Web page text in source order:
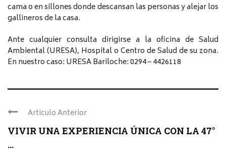
cama o en sillones donde descansan las personas y alejar los
gallineros de la casa.
Ante cualquier consulta dirigirse a la oficina de Salud
Ambiental (URESA), Hospital o Centro de Salud de su zona.
En nuestro caso: URESA Bariloche: 0294 – 4426118
Articulo Anterior
VIVIR UNA EXPERIENCIA ÚNICA CON LA 47°
...